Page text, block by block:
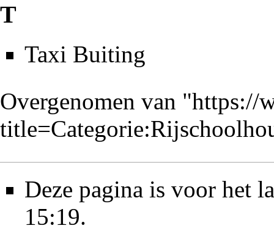
T
Taxi Buiting
Overgenomen van "https://
Deze pagina is voor het
15:19.